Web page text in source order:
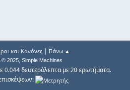
και Κανόνες| Πάνω ▲
© 2025, Simple Machines
0.044 δευτερόλεπτα με 20 ερωτήματα.